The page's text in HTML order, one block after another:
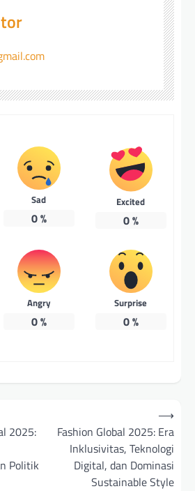
Sad
0%
Excited
0%
Angry
0%
Surprise
0%
2025:
Politik
Fashion Global 2025: Era
Inklusivitas, Teknologi
Digital, dan Dominasi
Sustainable Style
⟶